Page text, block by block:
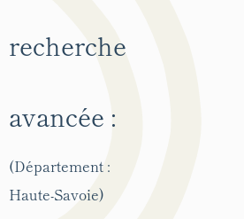
recherche
avancée :
(Département :
Haute-Savoie)